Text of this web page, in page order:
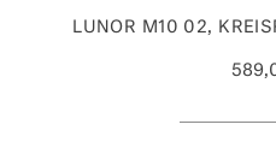
LUNOR M10 02,